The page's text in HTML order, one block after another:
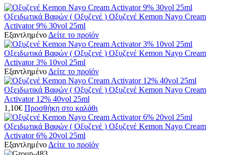
Οξειδωτικά Βαφών ( Οξυζενέ ) Οξυζενέ Kemon Nayo Cream
Activator 9% 30vol 25ml
Εξαντλημένο Δείτε το προϊόν
Οξειδωτικά Βαφών ( Οξυζενέ ) Οξυζενέ Kemon Nayo Cream
Activator 3% 10vol 25ml
Εξαντλημένο Δείτε το προϊόν
Οξειδωτικά Βαφών ( Οξυζενέ ) Οξυζενέ Kemon Nayo Cream
Activator 12% 40vol 25ml
1,10€ Προσθήκη στο καλάθι
Οξειδωτικά Βαφών ( Οξυζενέ ) Οξυζενέ Kemon Nayo Cream
Activator 6% 20vol 25ml
Εξαντλημένο Δείτε το προϊόν